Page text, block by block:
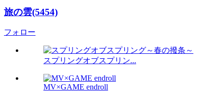
旅の雲(5454)
フォロー
スプリングオブスプリン...
MV×GAME endroll